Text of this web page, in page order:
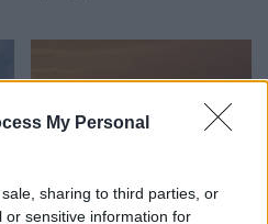
My Personal
sharing to third parties, or
or sensitive information for
Turqia vendos kufizime
për anijet tregtare drejt